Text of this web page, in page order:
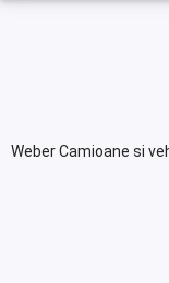
Weber Camioane si